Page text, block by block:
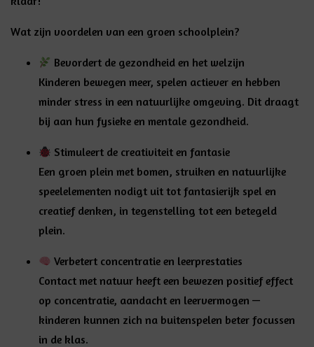
Wat zijn voordelen van een groen schoolplein?
Bevordert de gezondheid en het welzijn
Kinderen bewegen meer, spelen actiever en hebben
minder stress in een natuurlijke omgeving. Dit draagt
bij aan hun fysieke en mentale gezondheid.
Stimuleert de creativiteit en fantasie
Een groen plein met bomen, struiken en natuurlijke
speelelementen nodigt uit tot fantasierijk spel en
creatief denken, in tegenstelling tot een betegeld
plein.
Verbetert concentratie en leerprestaties
Contact met natuur heeft een bewezen positief effect
op concentratie, aandacht en leervermogen —
kinderen kunnen zich na buitenspelen beter focussen
in de klas.